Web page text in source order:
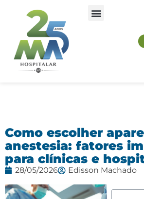
Como escolher
anestesia: fatores
para clínicas e
28/05/2026 Edisson Machado